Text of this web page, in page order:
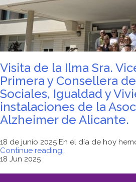
Visita de la Ilma Sra.
Primera y Consellera
Sociales, Igualdad y
instalaciones de la
Alzheimer de Alicante.
18 de junio 2025 En el día de hoy
Continue reading
Ilma
…
18 Jun 2025